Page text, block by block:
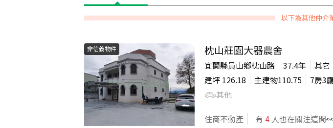
以下為其他仲介
非信義物件 枕山莊園大器農舍
宜蘭縣員山鄉枕山路 37.4年
其它
建坪 126.18 主建物110.75 7房3
其他
住商不動產 有 4 人也在關注這間👀